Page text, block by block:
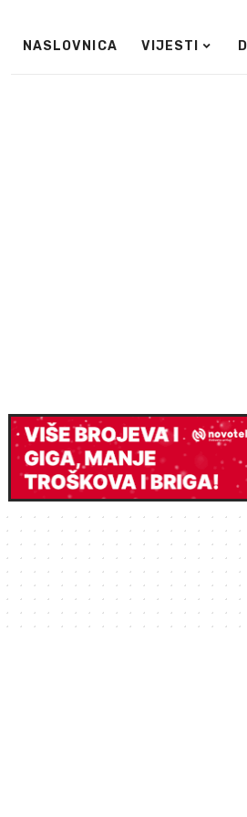
NASLOVNICA VIJESTI